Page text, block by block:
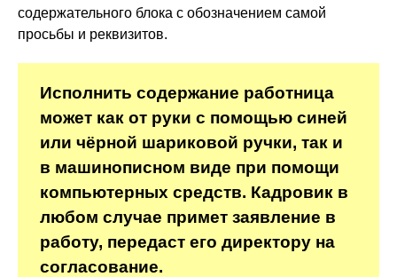
содержательного блока с обозначением самой
просьбы и реквизитов.
Исполнить содержание работница
может как от руки с помощью синей
или чёрной шариковой ручки, так и
в машинописном виде при помощи
компьютерных средств. Кадровик в
любом случае примет заявление в
работу, передаст его директору на
согласование.